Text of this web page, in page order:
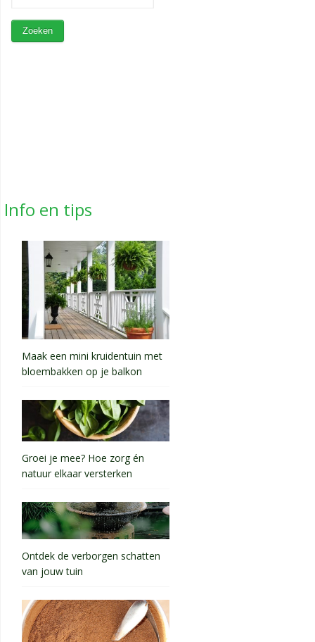
Info en tips
Maak een mini kruidentuin met
bloembakken op je balkon
Groei je mee? Hoe zorg én
natuur elkaar versterken
Ontdek de verborgen schatten
van jouw tuin